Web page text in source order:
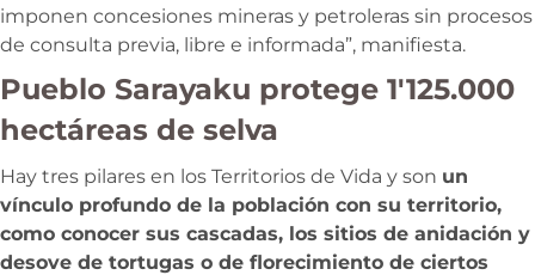
imponen concesiones mineras y petroleras sin procesos
de consulta previa, libre e informada”, manifiesta.
Pueblo Sarayaku protege 1′125.000
hectáreas de selva
Hay tres pilares en los Territorios de Vida y son un
vínculo profundo de la población con su territorio,
como conocer sus cascadas, los sitios de anidación y
desove de tortugas o de florecimiento de ciertos